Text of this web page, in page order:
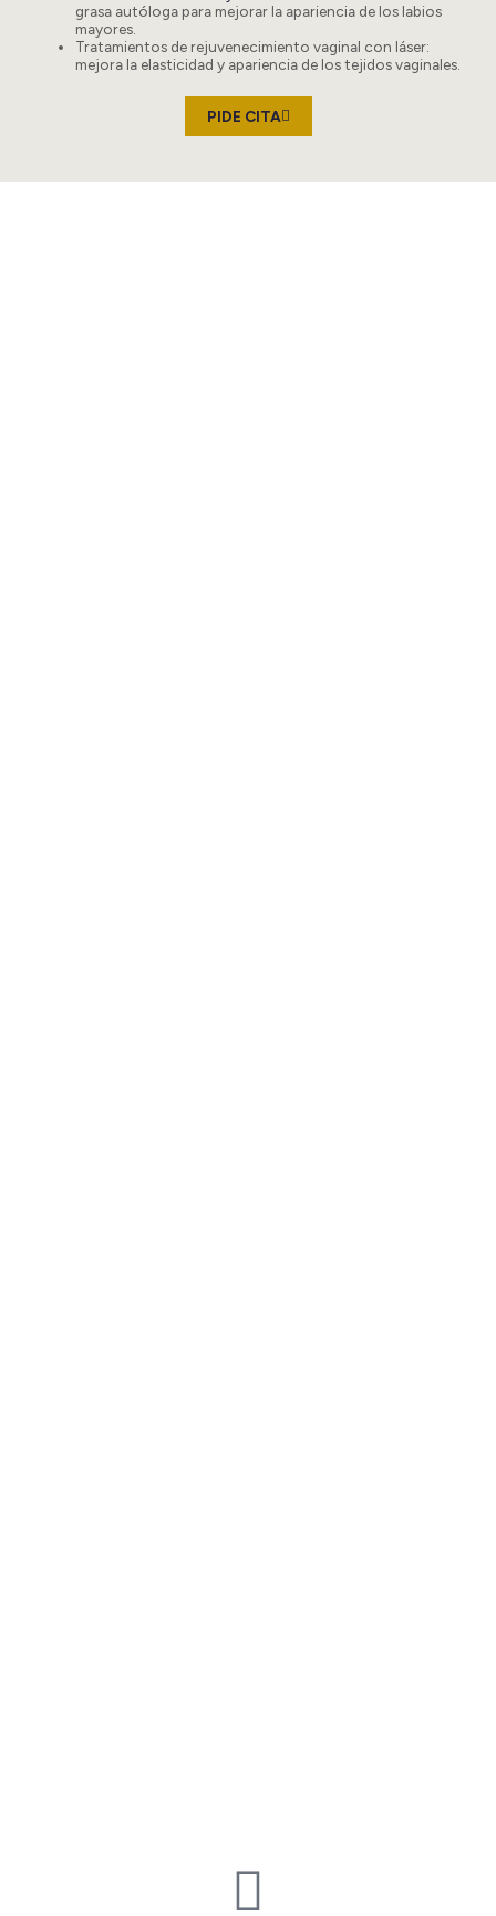
grasa autóloga para mejorar la apariencia de los labios
mayores.
Tratamientos de rejuvenecimiento vaginal con láser:
mejora la elasticidad y apariencia de los tejidos vaginales.
PIDE CITA